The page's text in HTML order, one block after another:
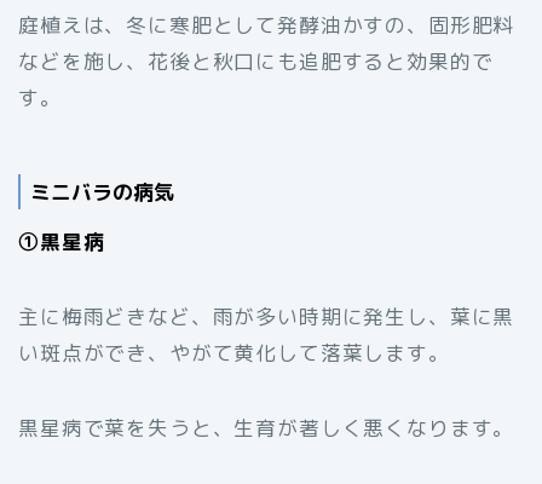
庭植えは、冬に寒肥として発酵油かすの、固形肥料
などを施し、花後と秋口にも追肥すると効果的で
す。
ミニバラの病気
①黒星病
主に梅雨どきなど、雨が多い時期に発生し、葉に黒
い斑点ができ、やがて黄化して落葉します。
黒星病で葉を失うと、生育が著しく悪くなります。